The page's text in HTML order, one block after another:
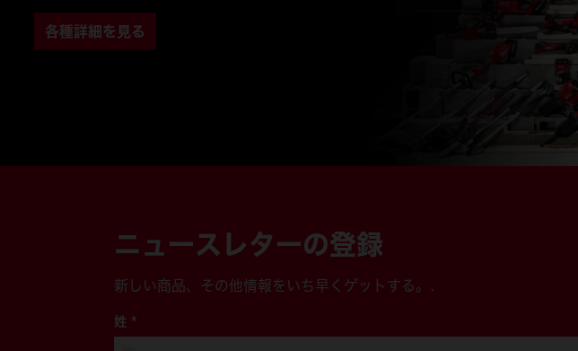
各種詳細を見る
ニュースレターの登録
新しい商品、その他情報をいち早くゲットする。.
姓 *